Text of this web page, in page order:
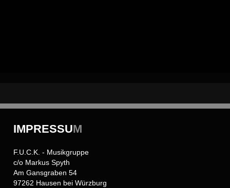
IMPRESSUM
F.U.C.K. - Musikgruppe
c/o Markus Spyth
Am Gansgraben 54
97262 Hausen bei Würzburg